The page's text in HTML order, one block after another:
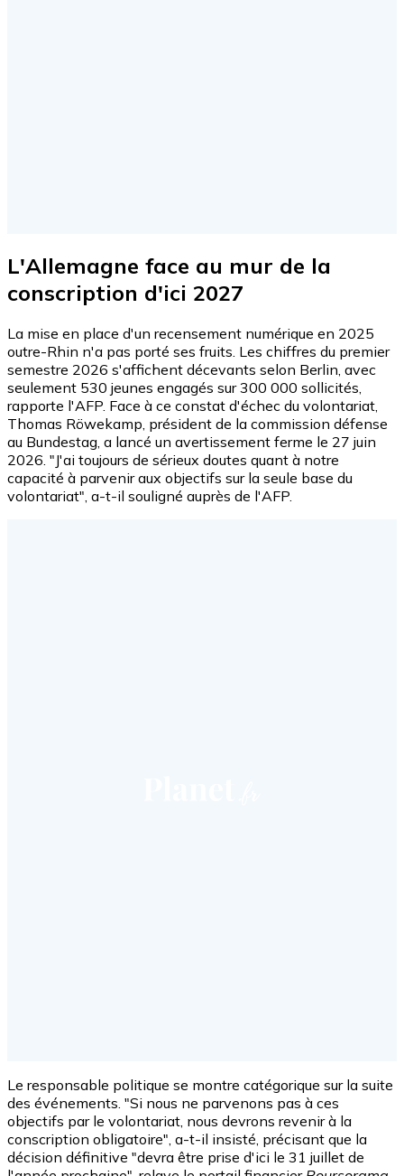
L'Allemagne face au mur de la
conscription d'ici 2027
La mise en place d'un recensement numérique en 2025
outre-Rhin n'a pas porté ses fruits. Les chiffres du premier
semestre 2026 s'affichent décevants selon Berlin, avec
seulement 530 jeunes engagés sur 300 000 sollicités,
rapporte l'AFP. Face à ce constat d'échec du volontariat,
Thomas Röwekamp, président de la commission défense
au Bundestag, a lancé un avertissement ferme le 27 juin
2026. "J'ai toujours de sérieux doutes quant à notre
capacité à parvenir aux objectifs sur la seule base du
volontariat", a-t-il souligné auprès de l'AFP.
Le responsable politique se montre catégorique sur la suite
des événements. "Si nous ne parvenons pas à ces
objectifs par le volontariat, nous devrons revenir à la
conscription obligatoire", a-t-il insisté, précisant que la
décision définitive "devra être prise d'ici le 31 juillet de